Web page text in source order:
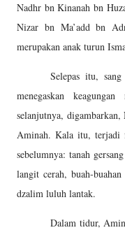
Nadhr bn Kinanah bn
Nizar bn Ma’add bn
merupakan anak turun
Selepas itu,
menegaskan
selanjutnya,
Aminah. Kala itu, terjadi
sebelumnya: tanah
langit cerah, buah-
dzalim luluh lantak.
Dalam tidur,